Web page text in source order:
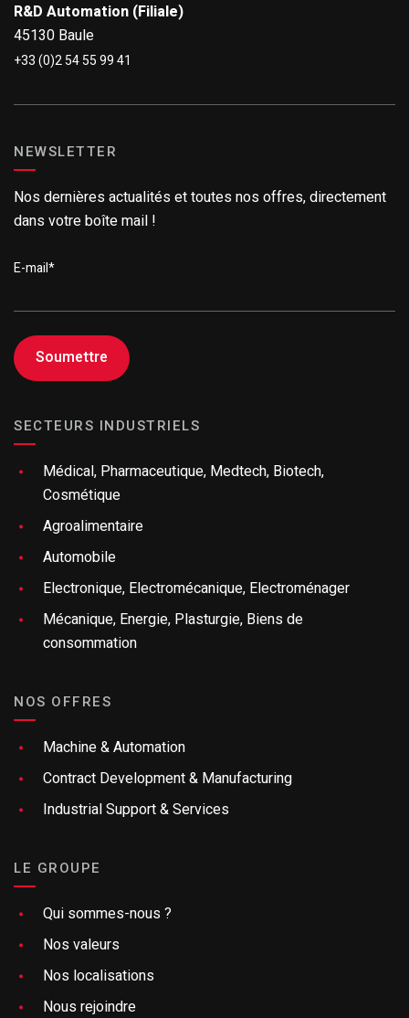
R&D Automation (Filiale)
45130 Baule
+33 (0)2 54 55 99 41
NEWSLETTER
Nos dernières actualités et toutes nos offres, directement
dans votre boîte mail !
E-mail*
SECTEURS INDUSTRIELS
Médical, Pharmaceutique, Medtech, Biotech,
Cosmétique
Agroalimentaire
Automobile
Electronique, Electromécanique, Electroménager
Mécanique, Energie, Plasturgie, Biens de
consommation
NOS OFFRES
Machine & Automation
Contract Development & Manufacturing
Industrial Support & Services
LE GROUPE
Qui sommes-nous ?
Nos valeurs
Nos localisations
Nous rejoindre